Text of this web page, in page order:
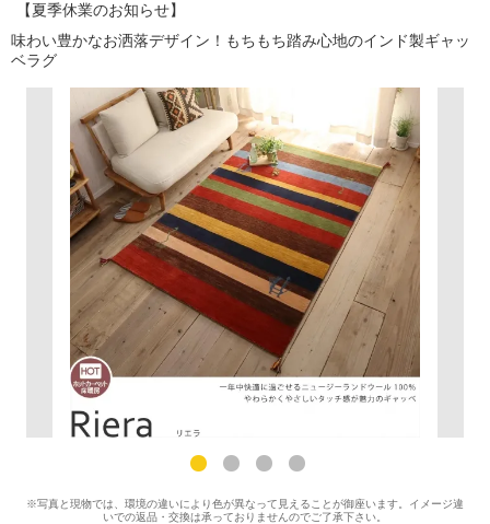
【夏季休業のお知らせ】
味わい豊かなお洒落デザイン！もちもち踏み心地のインド製ギャッ
ベラグ
※写真と現物では、環境の違いにより色が異なって見えることが御座います。イメージ違
いでの返品・交換は承っておりませんのでご了承下さい。